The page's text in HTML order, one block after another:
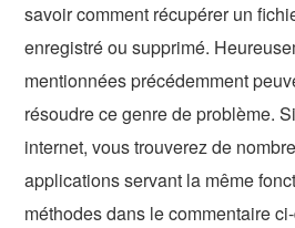
savoir comment récupérer un
enregistré ou supprimé.
mentionnées précédemment
résoudre ce genre de problème.
internet, vous trouverez de
applications servant la même
méthodes dans le commentaire